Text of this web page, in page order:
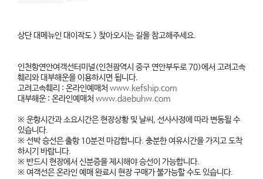
상단 대메뉴인 대이작도 > 찾아오시는 길을 참고해주세요.
인천항연안여객선터미널(인천광역시 중구 연안부두로 70)에서 고려고속
훼리와 대부해운을 이용하시면 됩니다.
고려고속훼리 : 온라인예매처 www.kefship.com
대부해운 : 온라인예매처 www.daebuhw.com
※ 운항시간과 소요시간은 현장상황 및 날씨, 선사사정에 따라 변동될 수
있습니다.
※ 선박 승선은 출항 10분전 마감합니다. 충분한 여유시간을 가지고 도착
하시기 바랍니다.
※ 반드시 현장에서 신분증을 제시해야 승선이 가능합니다.
※ 여객선은 온라인 예매 완료시 현장 구매가 불가능할 수도 있습니다.